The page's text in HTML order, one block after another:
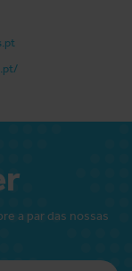
a par das nossas